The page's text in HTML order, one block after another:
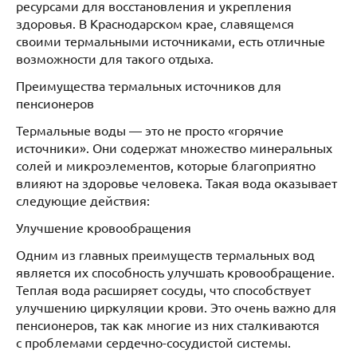
ресурсами для восстановления и укрепления
здоровья. В Краснодарском крае, славящемся
своими термальными источниками, есть отличные
возможности для такого отдыха.
Преимущества термальных источников для
пенсионеров
Термальные воды — это не просто «горячие
источники». Они содержат множество минеральных
солей и микроэлементов, которые благоприятно
влияют на здоровье человека. Такая вода оказывает
следующие действия:
Улучшение кровообращения
Одним из главных преимуществ термальных вод
является их способность улучшать кровообращение.
Теплая вода расширяет сосуды, что способствует
улучшению циркуляции крови. Это очень важно для
пенсионеров, так как многие из них сталкиваются
с проблемами сердечно-сосудистой системы.